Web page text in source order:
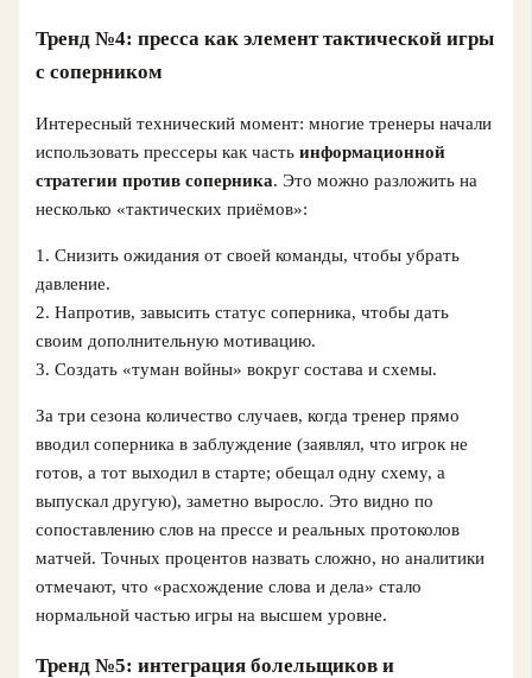
Тренд №4: пресса как элемент тактической игры
с соперником
Интересный технический момент: многие тренеры начали
использовать прессеры как частьинформационной
стратегии против соперника. Это можно разложить на
несколько «тактических приёмов»:
1. Снизить ожидания от своей команды, чтобы убрать
давление.
2. Напротив, завысить статус соперника, чтобы дать
своим дополнительную мотивацию.
3. Создать «туман войны» вокруг состава и схемы.
За три сезона количество случаев, когда тренер прямо
вводил соперника в заблуждение (заявлял, что игрок не
готов, а тот выходил в старте; обещал одну схему, а
выпускал другую), заметно выросло. Это видно по
сопоставлению слов на прессе и реальных протоколов
матчей. Точных процентов назвать сложно, но аналитики
отмечают, что «расхождение слова и дела» стало
нормальной частью игры на высшем уровне.
Тренд №5: интеграция болельщиков и